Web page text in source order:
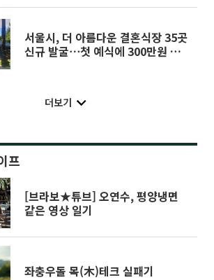
서울시, 더 아름다운 결혼식장 35곳
신규 발굴⋯첫 예식에 300만원 지
더보기
프
[브라보★튜브] 오연수, 평양냉면
같은 영상 일기
좌충우돌 목(木)테크 실패기